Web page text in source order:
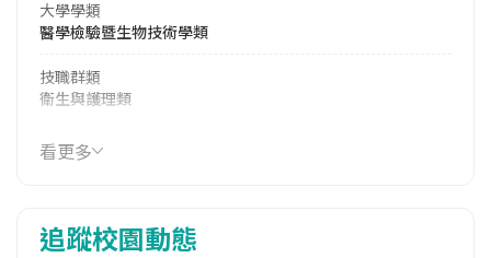
大學學類
醫學檢驗暨生物技術學類
技職群類
衛生與護理類
114年學費
17,990 元/學期
13,050 元/學期
看更多
追蹤校園動態